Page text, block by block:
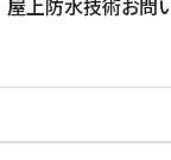
屋上防水技術お問